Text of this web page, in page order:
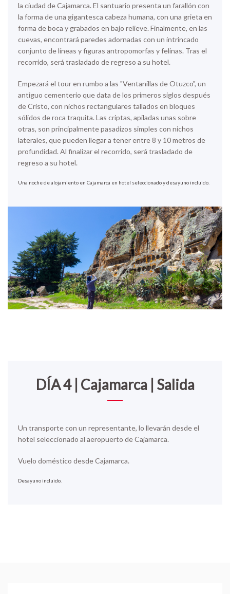
la ciudad de Cajamarca. El santuario presenta un farallón con
la forma de una gigantesca cabeza humana, con una grieta en
forma de boca y grabados en bajo relieve. Finalmente, en las
cuevas, encontrará paredes adornadas con un intrincado
conjunto de líneas y figuras antropomorfas y felinas. Tras el
recorrido, será trasladado de regreso a su hotel.
Empezará el tour en rumbo a las "Ventanillas de Otuzco", un
antiguo cementerio que data de los primeros siglos después
de Cristo, con nichos rectangulares tallados en bloques
sólidos de roca traquita. Las criptas, apiladas unas sobre
otras, son principalmente pasadizos simples con nichos
laterales, que pueden llegar a tener entre 8 y 10 metros de
profundidad. Al finalizar el recorrido, será trasladado de
regreso a su hotel.
Una noche de alojamiento en Cajamarca en hotel seleccionado y desayuno incluido.
DÍA 4 | Cajamarca | Salida
Un transporte con un representante, lo llevarán desde el
hotel seleccionado al aeropuerto de Cajamarca.
Vuelo doméstico desde Cajamarca.
Desayuno incluido.